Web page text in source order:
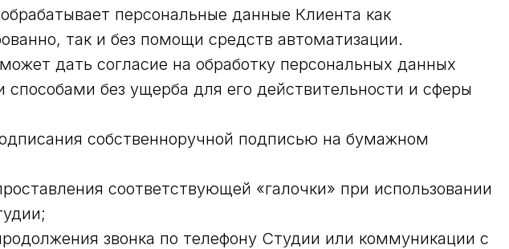
персональные данные Клиента как
так и без помощи средств автоматизации.
дать согласие на обработку персональных данных
без ущерба для его действительности и сферы
собственноручной подписью на бумажном
соответствующей «галочки» при использовании
звонка по телефону Студии или коммуникации с